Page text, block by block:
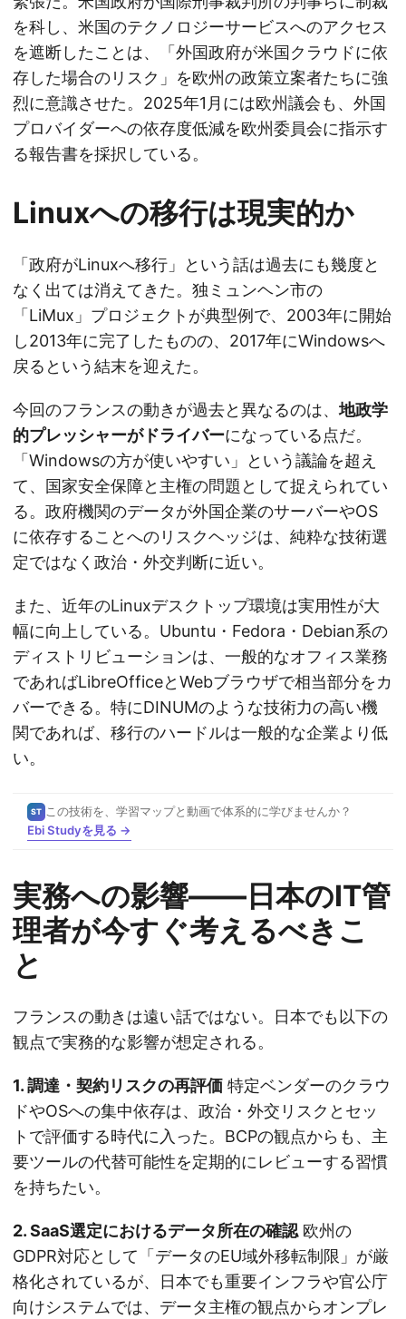
を科し、米国のテクノロジーサービスへのアクセス
を遮断したことは、「外国政府が米国クラウドに依
存した場合のリスク」を欧州の政策立案者たちに強
烈に意識させた。2025年1月には欧州議会も、外国
プロバイダーへの依存度低減を欧州委員会に指示す
る報告書を採択している。
Linuxへの移行は現実的か
「政府がLinuxへ移行」という話は過去にも幾度と
なく出ては消えてきた。独ミュンヘン市の
「LiMux」プロジェクトが典型例で、2003年に開始
し2013年に完了したものの、2017年にWindowsへ
戻るという結末を迎えた。
今回のフランスの動きが過去と異なるのは、地政学
的プレッシャーがドライバーになっている点だ。
「Windowsの方が使いやすい」という議論を超え
て、国家安全保障と主権の問題として捉えられてい
る。政府機関のデータが外国企業のサーバーやOS
に依存することへのリスクヘッジは、純粋な技術選
定ではなく政治・外交判断に近い。
また、近年のLinuxデスクトップ環境は実用性が大
幅に向上している。Ubuntu・Fedora・Debian系の
ディストリビューションは、一般的なオフィス業務
であればLibreOfficeとWebブラウザで相当部分をカ
バーできる。特にDINUMのような技術力の高い機
関であれば、移行のハードルは一般的な企業より低
い。
ST この技術を、学習マップと動画で体系的に学びませんか？
Ebi Studyを見る →
実務への影響——日本のIT管
理者が今すぐ考えるべきこ
と
フランスの動きは遠い話ではない。日本でも以下の
観点で実務的な影響が想定される。
1. 調達・契約リスクの再評価 特定ベンダーのクラウ
ドやOSへの集中依存は、政治・外交リスクとセッ
トで評価する時代に入った。BCPの観点からも、主
要ツールの代替可能性を定期的にレビューする習慣
を持ちたい。
2. SaaS選定におけるデータ所在の確認欧州の
GDPR対応として「データのEU域外移転制限」が厳
格化されているが、日本でも重要インフラや官公庁
向けシステムでは、データ主権の観点からオンプレ